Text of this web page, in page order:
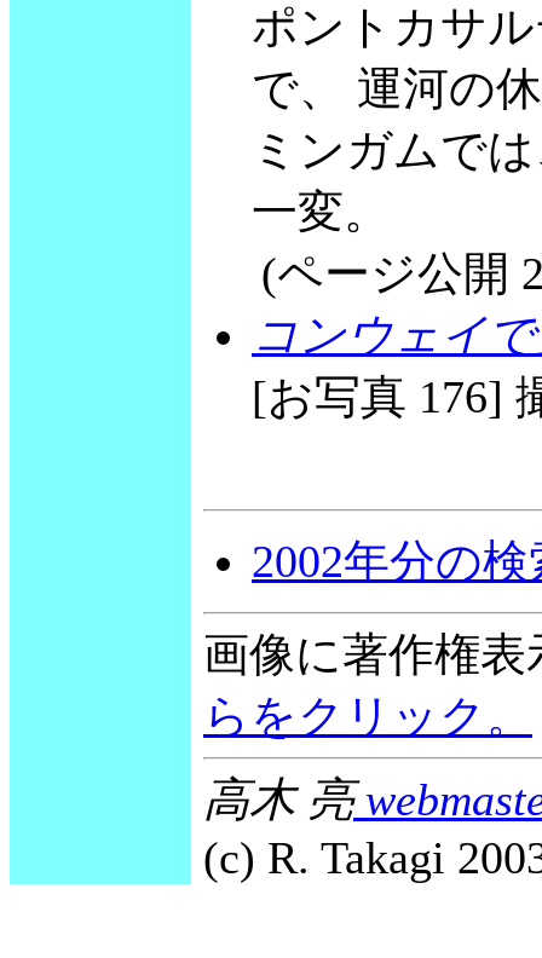
ポントカサ
で、 運河の
ミンガムで
一変。
(ページ公開
コンウェイ
[お写真 176]
2002年分の
画像に著作権
らをクリック。
高木 亮
(c) R. Takagi